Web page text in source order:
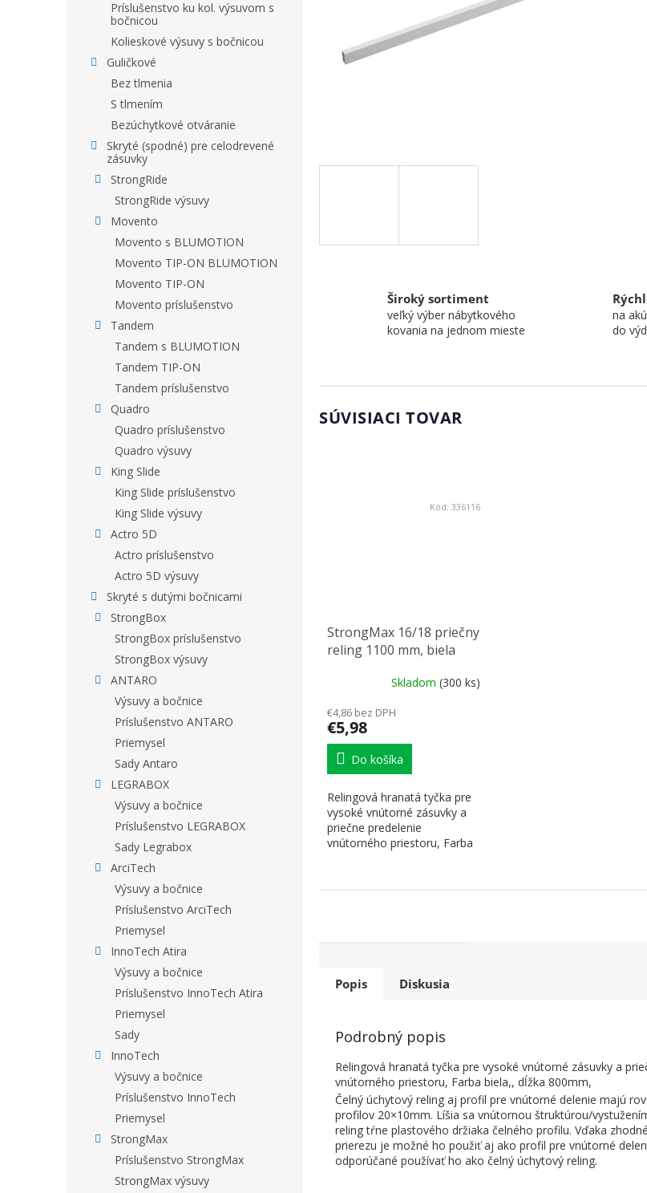
Príslušenstvo ku kol. výsuvom s
bočnicou
Kolieskové výsuvy s bočnicou
Guličkové
Bez tlmenia
S tlmením
Bezúchytkové otváranie
Skryté (spodné) pre celodrevené
zásuvky
StrongRide
StrongRide výsuvy
Movento
Movento s BLUMOTION
Movento TIP-ON BLUMOTION
Movento TIP-ON
Movento príslušenstvo
Tandem
Tandem s BLUMOTION
Tandem TIP-ON
Tandem príslušenstvo
Quadro
Quadro príslušenstvo
Quadro výsuvy
King Slide
King Slide príslušenstvo
King Slide výsuvy
Actro 5D
Actro príslušenstvo
Actro 5D výsuvy
Skryté s dutými bočnicami
StrongBox
StrongBox príslušenstvo
StrongBox výsuvy
ANTARO
Výsuvy a bočnice
Príslušenstvo ANTARO
Priemysel
Sady Antaro
LEGRABOX
Výsuvy a bočnice
Príslušenstvo LEGRABOX
Sady Legrabox
ArciTech
Výsuvy a bočnice
Príslušenstvo ArciTech
Priemysel
InnoTech Atira
Výsuvy a bočnice
Príslušenstvo InnoTech Atira
Priemysel
Sady
InnoTech
Výsuvy a bočnice
Príslušenstvo InnoTech
Priemysel
StrongMax
Príslušenstvo StrongMax
StrongMax výsuvy
Široký sortiment
veľký výber nábytkového
kovania na jednom mieste
na
do
SÚVISIACI TOVAR
StrongMax 16/18 priečny
reling 1100 mm, biela
Skladom (300 ks)
€4,86 bez DPH
€5,98
Do košíka
Relingová hranatá tyčka pre
vysoké vnútorné zásuvky a
priečne predelenie
vnútorného priestoru, Farba
Kód: 336116
Popis Diskusia
Podrobný popis
Relingová hranatá tyčka pre vysoké vnútorné zásuvky a
vnútorného priestoru, Farba biela,, dĺžka 800mm,
Čelný úchytový reling aj profil pre vnútorné delenie majú
profilov 20×10mm. Líšia sa vnútornou štruktúrou/
reling tŕne plastového držiaka čelného profilu. Vďaka
prierezu je možné ho použiť aj ako profil pre vnútorné
odporúčané používať ho ako čelný úchytový reling.